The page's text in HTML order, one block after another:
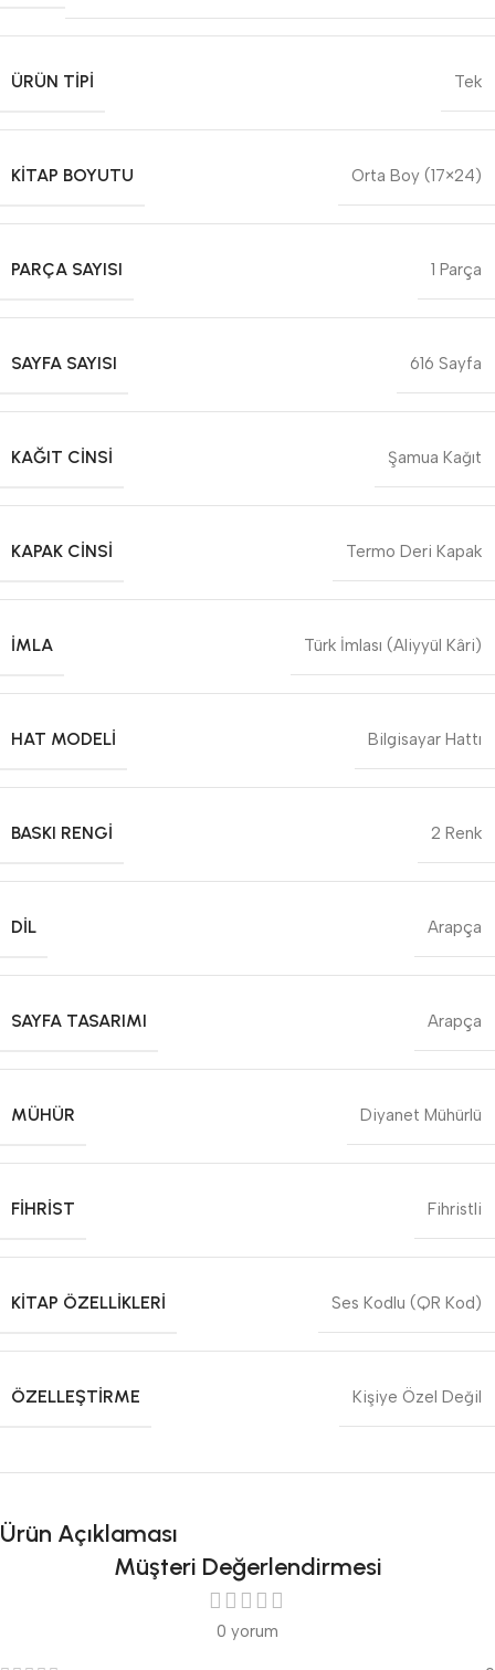
ÜRÜN TIPI Tek
KITAP BOYUTU Orta Boy (17×24)
PARÇA SAYISI 1 Parça
SAYFA SAYISI 616 Sayfa
KAĞIT CINSI Şamua Kağıt
KAPAK CINSI Termo Deri Kapak
İMLA Türk İmlası (Aliyyül Kâri)
HAT MODELI Bilgisayar Hattı
BASKI RENGI 2 Renk
DIL Arapça
SAYFA TASARIMI Arapça
MÜHÜR Diyanet Mühürlü
FIHRIST Fihristli
KITAP ÖZELLIKLERI Ses Kodlu (QR Kod)
ÖZELLEŞTIRME Kişiye Özel Değil
Ürün Açıklaması
Müşteri Değerlendirmesi
0 yorum